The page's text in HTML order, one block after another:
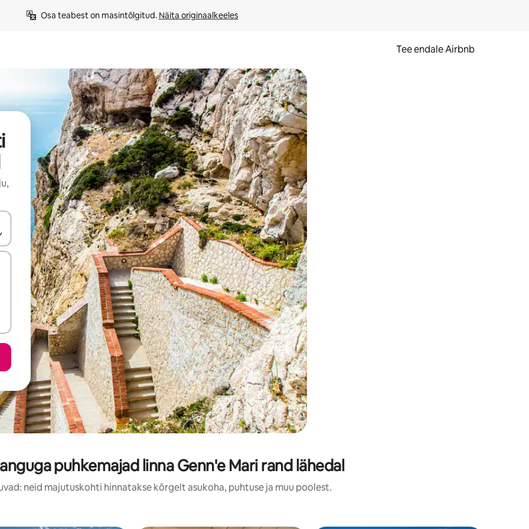
Osa teabest on masintõlgitud. Näita originaalkeeles
Tee endale Airbnb
või puuduta või tõmba mööda ekraani.
puhkemajad linna Genn'e Mari rand lähedal
neid majutuskohti hinnatakse kõrgelt asukoha, puhtuse ja muu poolest.